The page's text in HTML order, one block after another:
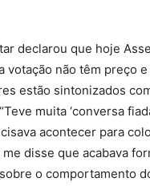
declarou que hoje
votação não têm preço
estão sintonizados
muita ‘conversa
acontecer para
disse que acabava
o comportamento